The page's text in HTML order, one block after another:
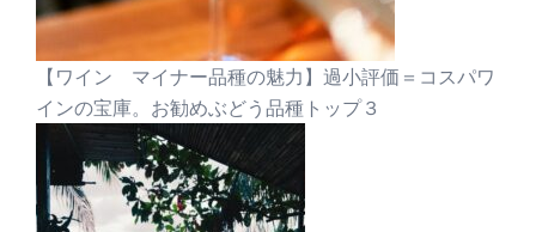
【ワイン マイナー品種の魅力】過小評価＝コスパワ
インの宝庫。お勧めぶどう品種トップ３